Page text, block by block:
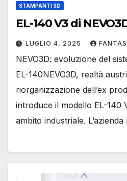
STAMPANTI 3D
EL-140 V3 di
LUGLIO 4, 2025
NEVO3D: evoluzione del
EL-140NEVO3D, realtà
riorganizzazione dell’ex
introduce il modello EL-140
ambito industriale.